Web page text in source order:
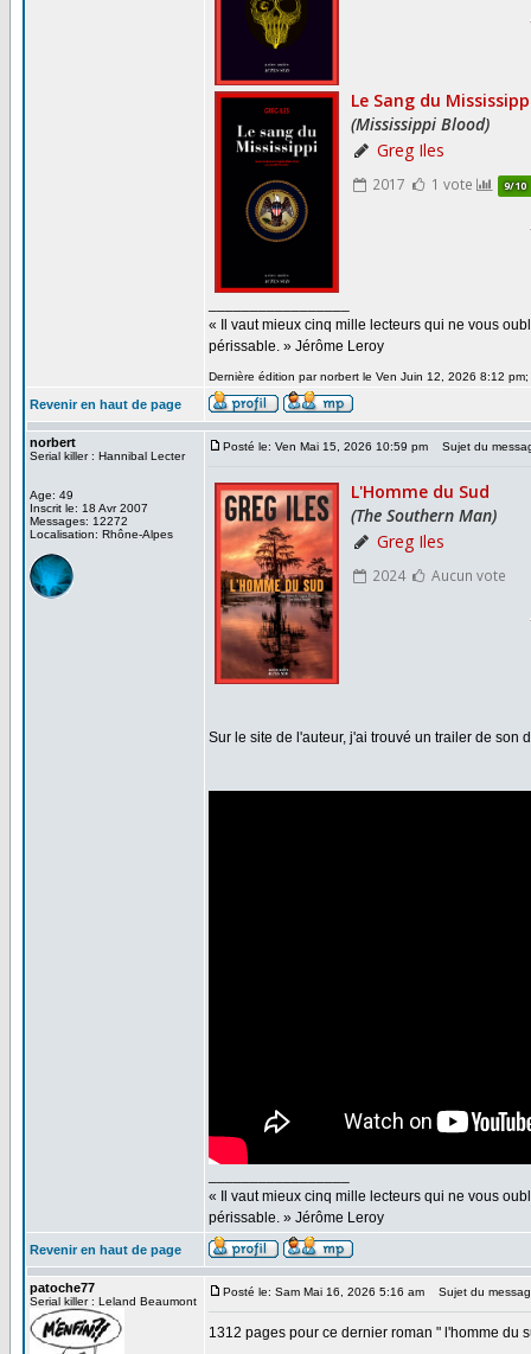
« Il vaut mieux cinq mille lecteurs qui ne vous
périssable. » Jérôme Leroy
Dernière édition par norbert le Ven Juin 12, 2026 8:12
Revenir en haut de page
norbert
Serial killer : Hannibal Lecter
Age: 49
Inscrit le: 18 Avr 2007
Messages: 12272
Localisation: Rhône-Alpes
Posté le: Ven Mai 15, 2026 10:59 pm Sujet du
Sur le site de l'auteur, j'ai trouvé un trailer de son
« Il vaut mieux cinq mille lecteurs qui ne vous
périssable. » Jérôme Leroy
Revenir en haut de page
patoche77
Serial killer : Leland Beaumont
Posté le: Sam Mai 16, 2026 5:16 am Sujet du
1312 pages pour ce dernier roman " l'homme du